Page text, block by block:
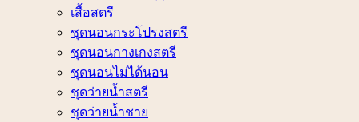
เสื้อสตรี
ชุดนอนกระโปรงสตรี
ชุดนอนกางเกงสตรี
ชุดนอนไม่ได้นอน
ชุดว่ายน้ำสตรี
ชุดว่ายน้ำชาย